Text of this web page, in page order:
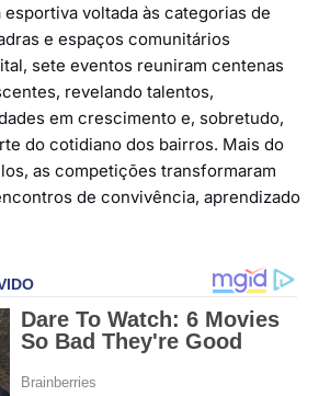
voltada às categorias de
e espaços comunitários
sete eventos reuniram centenas
revelando talentos,
em crescimento e, sobretudo,
do cotidiano dos bairros. Mais do
as competições transformaram
de convivência, aprendizado